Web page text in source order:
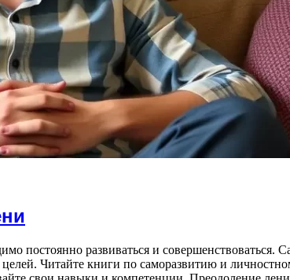
постоянно развиваться и совершенствоваться.
целей. Читайте книги по саморазвитию и